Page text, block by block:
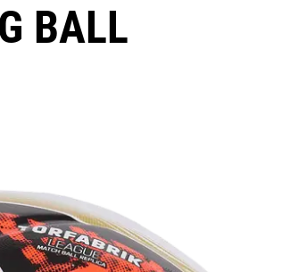
BALL